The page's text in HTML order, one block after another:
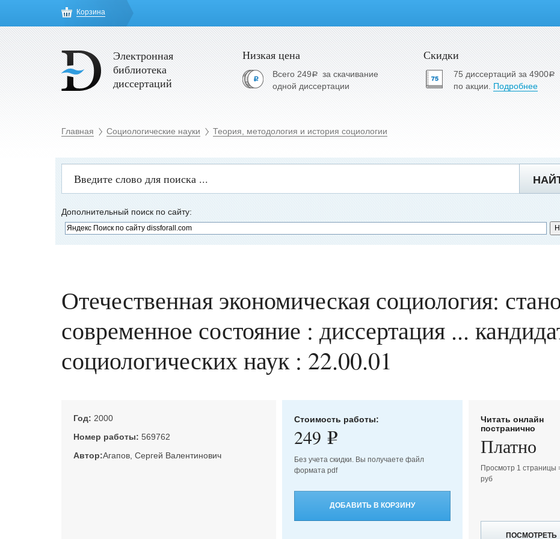
Корзина
Электронная
библиотека
диссертаций
Низкая цена
Всего 249a за скачивание
одной диссертации
Скидки
75 диссертаций за 4900a
по акции. Подробнее
Главная Социологические науки Теория, методология и история социологии
Дополнительный поиск по сайту:
Отечественная экономическая социология:
современное состояние : диссертация ...
социологических наук : 22.00.01
Год: 2000
Номер работы: 569762
Автор:Агапов, Сергей Валентинович
Стоимость работы:
249 e
Без учета скидки. Вы получаете файл
формата pdf
ДОБАВИТЬ В КОРЗИНУ
Читать онлайн
постранично
Платно
Просмотр 1 страницы
руб
ПОСМОТРЕТЬ